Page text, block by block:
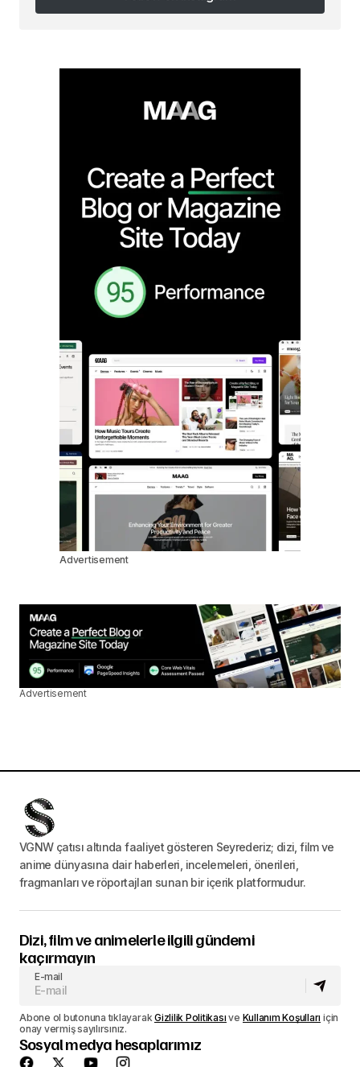
Follow on Instagram
Advertisement
Advertisement
VGNW çatısı altında faaliyet gösteren Seyrederiz; dizi, film ve
anime dünyasına dair haberleri, incelemeleri, önerileri,
fragmanları ve röportajları sunan bir içerik platformudur.
Dizi, film ve animelerle ilgili gündemi
kaçırmayın
E-mail
Abone ol butonuna tıklayarakGizlilik Politikası ve Kullanım Koşulları için
onay vermiş sayılırsınız.
Sosyal medya hesaplarımız